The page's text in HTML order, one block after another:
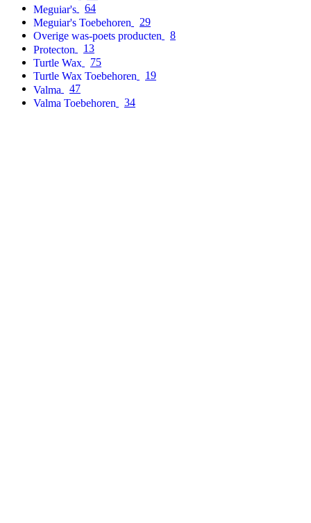
Meguiar's
64
Meguiar's Toebehoren
29
Overige was-poets producten
8
Protecton
13
Turtle Wax
75
Turtle Wax Toebehoren
19
Valma
47
Valma Toebehoren
34